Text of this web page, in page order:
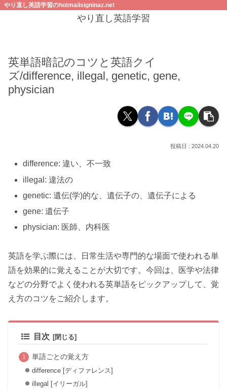
やり直し英語学習のhotmailsigninaz.net
やり直し英語学習
英単語暗記のコツと英語クイ
ズ/difference, illegal, genetic, gene,
physician
2024.04.20
difference: 違い、不一致
illegal: 違法の
genetic: 遺伝(学)的な、遺伝子の、遺伝子による
gene: 遺伝子
physician: 医師、内科医
英語を学ぶ際には、日常生活や専門的な場面で使われる単
語を効果的に覚えることが大切です。今回は、医学や法律
などの分野でよく使われる英単語をピックアップして、覚
え方のコツをご紹介します。
目次
単語ごとの覚え方
difference [ディファレンス]
illegal [イリーガル]